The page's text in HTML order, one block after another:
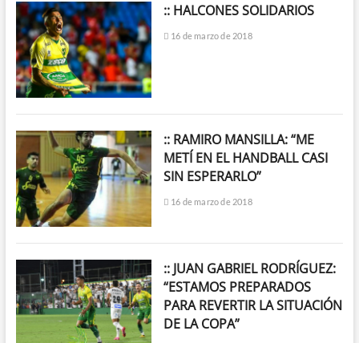
:: HALCONES SOLIDARIOS
16 de marzo de 2018
:: RAMIRO MANSILLA: “ME
METÍ EN EL HANDBALL CASI
SIN ESPERARLO”
16 de marzo de 2018
:: JUAN GABRIEL RODRÍGUEZ:
“ESTAMOS PREPARADOS
PARA REVERTIR LA SITUACIÓN
DE LA COPA”